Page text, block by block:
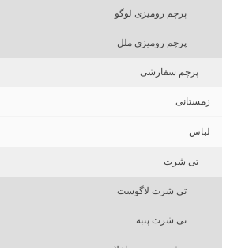
پرچم رومیزی لوگو
پرچم رومیزی ملل
پرچم سفارشی
زمستانی
لباس
تی شرت
تی شرت لاگوست
تی شرت پنبه